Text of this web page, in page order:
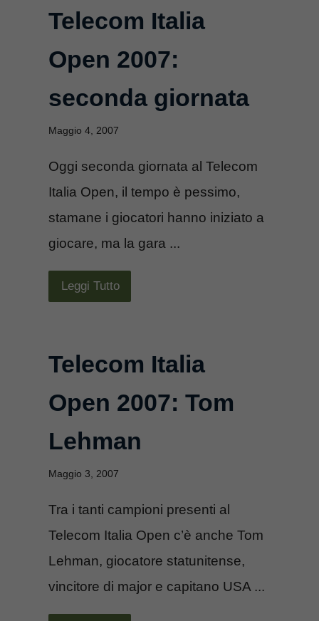
Telecom Italia
Open 2007:
seconda giornata
Maggio 4, 2007
Oggi seconda giornata al Telecom
Italia Open, il tempo è pessimo,
stamane i giocatori hanno iniziato a
giocare, ma la gara ...
Leggi Tutto
Telecom Italia
Open 2007: Tom
Lehman
Maggio 3, 2007
Tra i tanti campioni presenti al
Telecom Italia Open c’è anche Tom
Lehman, giocatore statunitense,
vincitore di major e capitano USA ...